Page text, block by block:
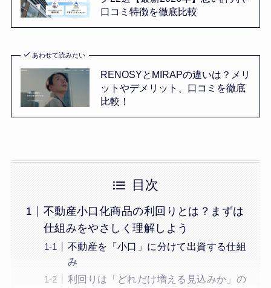
口コミ特徴を徹底比較
あわせて読みたい
RENOSYとMIRAPの違いは？メリ
ットやデメリット、口コミを徹底
比較！
目次
不動産小口化商品の利回りとは？まずは
仕組みをやさしく理解しよう
不動産を「小口」に分けて出資する仕組
み
利回りは「どれだけ増える見込みか」の